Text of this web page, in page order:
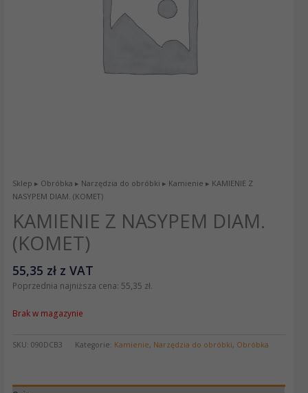
Sklep ▸ Obróbka ▸ Narzędzia do obróbki ▸ Kamienie ▸ KAMIENIE Z
NASYPEM DIAM. (KOMET)
KAMIENIE Z NASYPEM DIAM.
(KOMET)
55,35 zł z VAT
Poprzednia najniższa cena: 55,35 zł.
Brak w magazynie
SKU:090DCB3 Kategorie: Kamienie, Narzędzia do obróbki, Obróbka